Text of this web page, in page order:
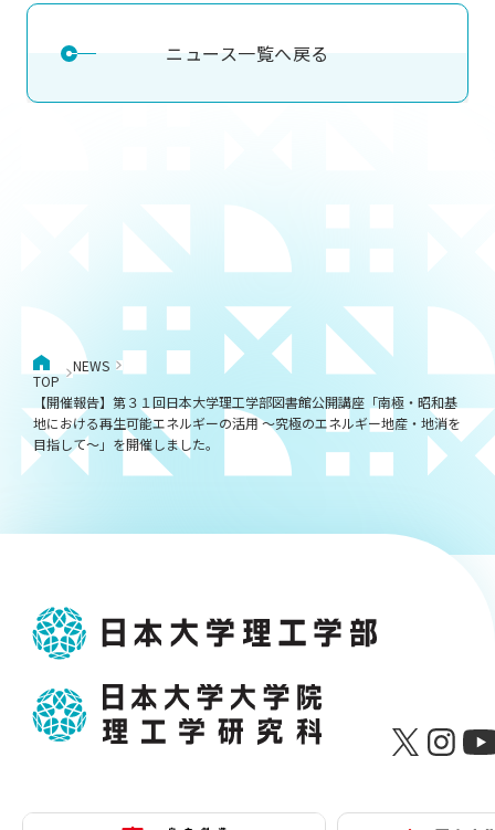
ニュース一覧へ戻る
TOP
NEWS
【開催報告】第３１回日本大学理工学部図書館公開講座「南極・昭和基
地における再生可能エネルギーの活用 ～究極のエネルギー地産・地消を
目指して～」を開催しました。